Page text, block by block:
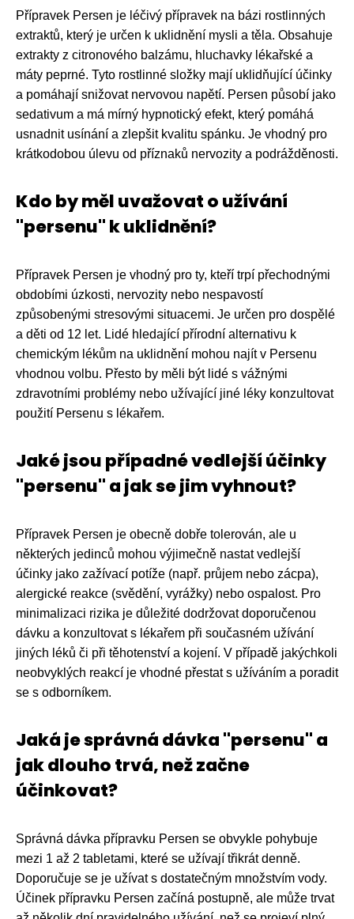
Přípravek Persen je léčivý přípravek na bázi rostlinných
extraktů, který je určen k uklidnění mysli a těla. Obsahuje
extrakty z citronového balzámu, hluchavky lékařské a
máty peprné. Tyto rostlinné složky mají uklidňující účinky
a pomáhají snižovat nervovou napětí. Persen působí jako
sedativum a má mírný hypnotický efekt, který pomáhá
usnadnit usínání a zlepšit kvalitu spánku. Je vhodný pro
krátkodobou úlevu od příznaků nervozity a podrážděnosti.
Kdo by měl uvažovat o užívání
"persenu" k uklidnění?
Přípravek Persen je vhodný pro ty, kteří trpí přechodnými
obdobími úzkosti, nervozity nebo nespavostí
způsobenými stresovými situacemi. Je určen pro dospělé
a děti od 12 let. Lidé hledající přírodní alternativu k
chemickým lékům na uklidnění mohou najít v Persenu
vhodnou volbu. Přesto by měli být lidé s vážnými
zdravotními problémy nebo užívající jiné léky konzultovat
použití Persenu s lékařem.
Jaké jsou případné vedlejší účinky
"persenu" a jak se jim vyhnout?
Přípravek Persen je obecně dobře tolerován, ale u
některých jedinců mohou výjimečně nastat vedlejší
účinky jako zažívací potíže (např. průjem nebo zácpa),
alergické reakce (svědění, vyrážky) nebo ospalost. Pro
minimalizaci rizika je důležité dodržovat doporučenou
dávku a konzultovat s lékařem při současném užívání
jiných léků či při těhotenství a kojení. V případě jakýchkoli
neobvyklých reakcí je vhodné přestat s užíváním a poradit
se s odborníkem.
Jaká je správná dávka "persenu" a
jak dlouho trvá, než začne
účinkovat?
Správná dávka přípravku Persen se obvykle pohybuje
mezi 1 až 2 tabletami, které se užívají třikrát denně.
Doporučuje se je užívat s dostatečným množstvím vody.
Účinek přípravku Persen začíná postupně, ale může trvat